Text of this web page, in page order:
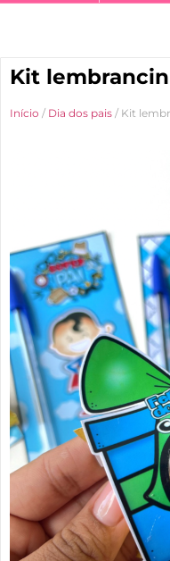
Kit
Início / Dia dos pais / Kit